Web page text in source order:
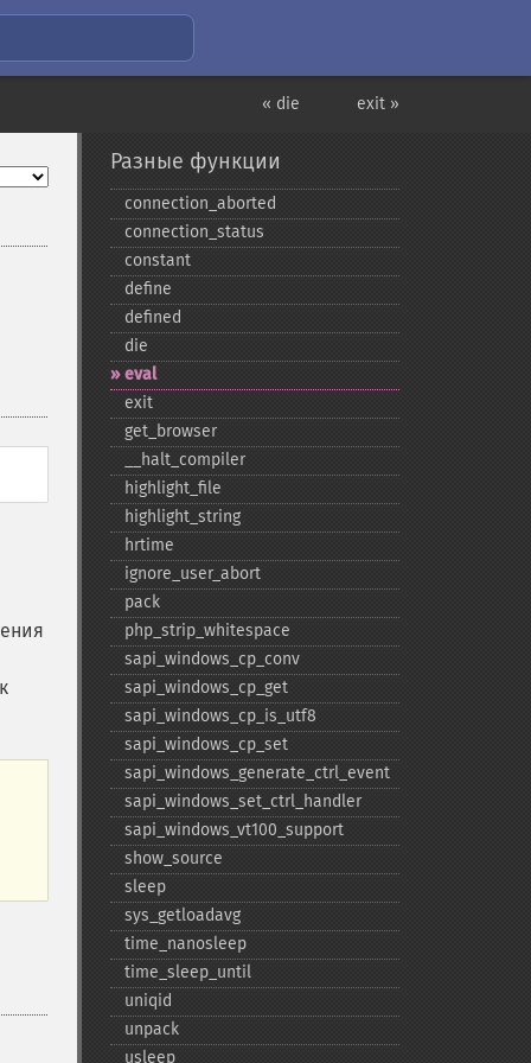
exit »
« die
Разные функции
connection_​aborted
connection_​status
constant
define
defined
die
eval
exit
get_​browser
_​_​halt_​compiler
highlight_​file
highlight_​string
hrtime
ignore_​user_​abort
pack
php_​strip_​whitespace
sapi_​windows_​cp_​conv
sapi_​windows_​cp_​get
sapi_​windows_​cp_​is_​utf8
sapi_​windows_​cp_​set
sapi_​windows_​generate_​ctrl_​event
sapi_​windows_​set_​ctrl_​handler
sapi_​windows_​vt100_​support
show_​source
sleep
sys_​getloadavg
time_​nanosleep
time_​sleep_​until
uniqid
unpack
usleep